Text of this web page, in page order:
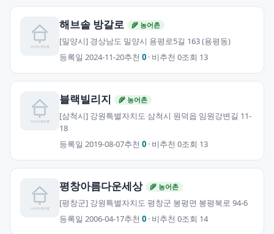
해브솔 방갈로 🌾 농어촌
[밀양시] 경상남도 밀양시 용평로5길 163 (용평동)
등록일 2024-11-20추천 0 · 비추천 0조회 13
블랙빌리지 🌾 농어촌
[삼척시] 강원특별자치도 삼척시 원덕읍 임원강변길 11-
18
등록일 2019-08-07추천 0 · 비추천 0조회 13
평창아름다운세상 🌾 농어촌
[평창군] 강원특별자치도 평창군 봉평면 봉평북로 94-6
등록일 2006-04-17추천 0 · 비추천 0조회 14